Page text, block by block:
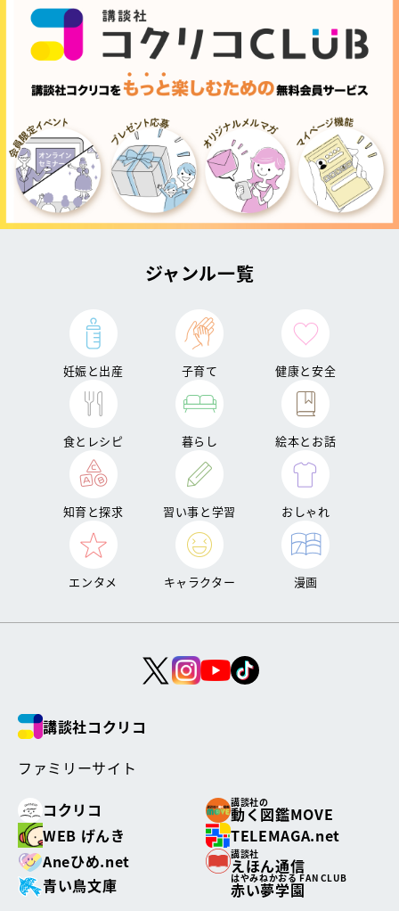
ジャンル一覧
妊娠と出産 子育て 健康と安全
食とレシピ 暮らし 絵本とお話
知育と探求 習い事と学習 おしゃれ
エンタメ キャラクター 漫画
講談社コクリコ
ファミリーサイト
コクリコ
講談社の
動く図鑑MOVE
WEB げんき
TELEMAGA.net
Aneひめ.net
講談社
えほん通信
青い鳥文庫
はやみねかおる FAN CLUB
赤い夢学園